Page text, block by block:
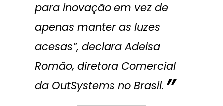
para inovação em vez de
apenas manter as luzes
acesas”, declara Adeisa
Romão, diretora Comercial
da OutSystems no Brasil.